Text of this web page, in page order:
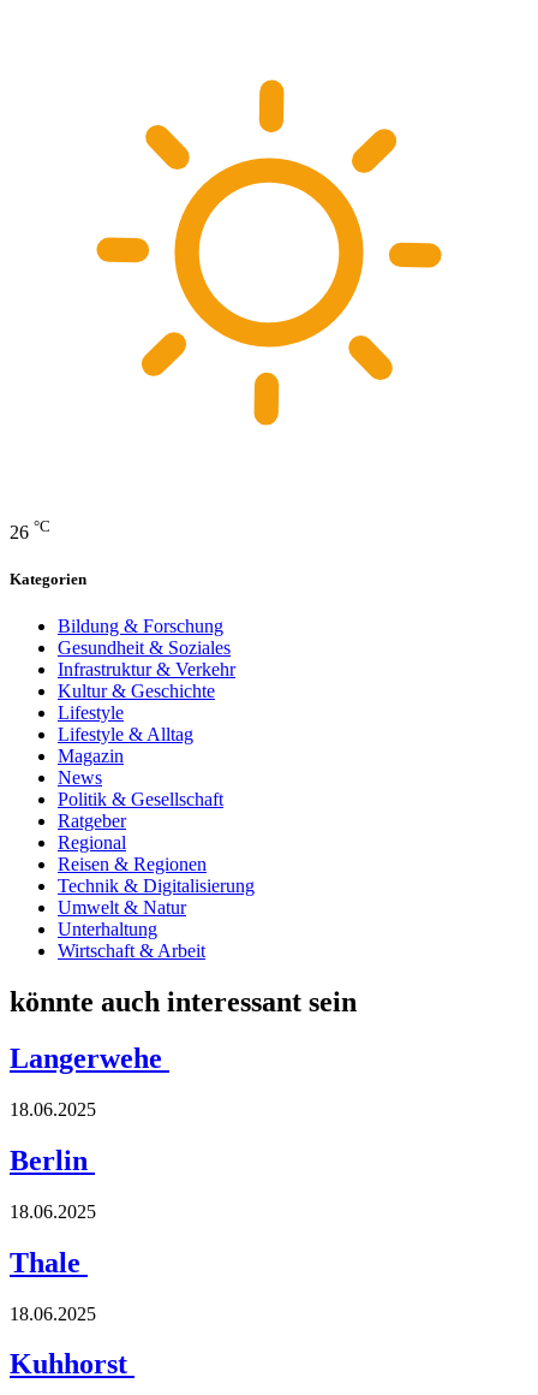
26 °C
Kategorien
Bildung & Forschung
Gesundheit & Soziales
Infrastruktur & Verkehr
Kultur & Geschichte
Lifestyle
Lifestyle & Alltag
Magazin
News
Politik & Gesellschaft
Ratgeber
Regional
Reisen & Regionen
Technik & Digitalisierung
Umwelt & Natur
Unterhaltung
Wirtschaft & Arbeit
könnte auch interessant sein
Langerwehe
18.06.2025
Berlin
18.06.2025
Thale
18.06.2025
Kuhhorst